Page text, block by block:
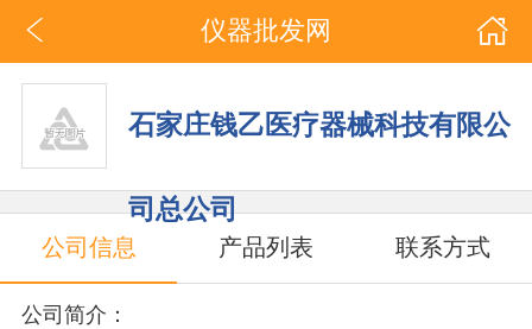
仪器批发网
石家庄钱乙医疗器械科技有限公
司总公司
公司信息 产品列表 联系方式
公司简介：